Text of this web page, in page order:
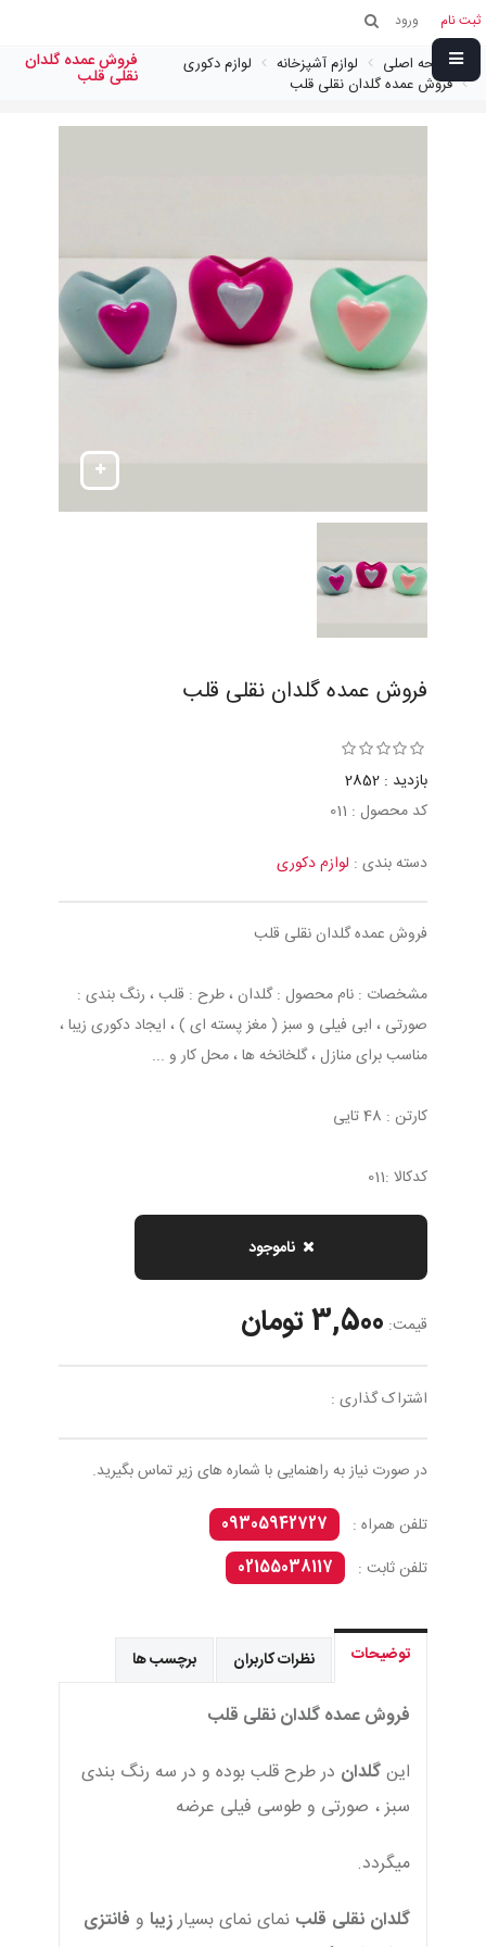
ثبت نام ورود
صفحه اصلی لوازم آشپزخانه
لوازم دکوری
فروش عمده گلدان نقلی قلب
فروش عمده گلدان
نقلی قلب
فروش عمده گلدان نقلی قلب
بازدید : 2852
کد محصول : 011
دسته بندی : لوازم دکوری
فروش عمده گلدان نقلی قلب
مشخصات : نام محصول : گلدان ، طرح : قلب ، رنگ بندی :
صورتی ، ابی فیلی و سبز ( مغز پسته ای ) ، ایجاد دکوری زیبا ،
مناسب برای منازل ، گلخانخه ها ، محل کار و ...
کارتن : 48 تایی
کدکالا :011
ناموجود
قیمت: 3,500 تومان
اشتراک گذاری :
در صورت نیاز به راهنمایی با شماره های زیر تماس بگیرید.
تلفن همراه :
09305942727
تلفن ثابت :
02155038117
توضیحات نظرات کاربران برچسب ها
فروش عمده گلدان نقلی قلب
اینگلدان در طرح قلب بوده و در سه رنگ بندی
سبز ، صورتی و طوسی فیلی عرضه
میگردد.
گلدان نقلی قلب نمای نمای بسیارزیبا و فانتزی